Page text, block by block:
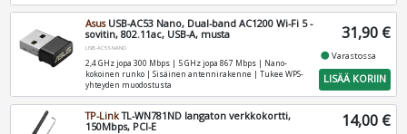
AsusUSB-AC53 Nano, Dual-band AC1200 Wi-Fi 5 -
sovitin, 802.11ac, USB-A, musta
USB-AC53-NANO
2,4 GHz jopa 300 Mbps | 5 GHz jopa 867 Mbps | Nano-
kokoinen runko | Sisäinen antennirakenne | Tukee WPS-
yhteyden muodostusta
31,90 €
fiber_manual_recordVarastossa
LISÄÄ KORIIN
TP-LinkTL-WN781ND langaton verkkokortti,
150Mbps, PCI-E
14,00 €